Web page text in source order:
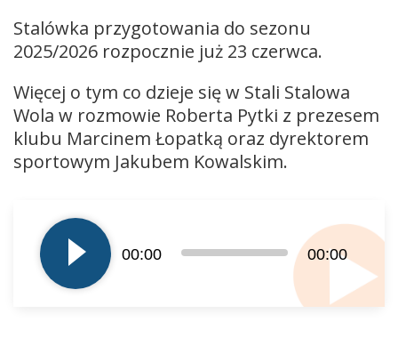
Stalówka przygotowania do sezonu
2025/2026 rozpocznie już 23 czerwca.
Więcej o tym co dzieje się w Stali Stalowa
Wola w rozmowie Roberta Pytki z prezesem
klubu Marcinem Łopatką oraz dyrektorem
sportowym Jakubem Kowalskim.
plików
dźwiękowych
00:00 00:00